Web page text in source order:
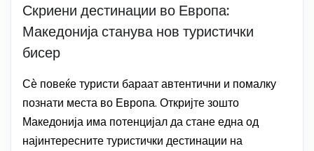
Скриени дестинации во Европа:
Македонија станува нов туристички
бисер
Сѐ повеќе туристи бараат автентични и помалку
познати места во Европа. Откријте зошто
Македонија има потенцијал да стане една од
најинтересните туристички дестинации на